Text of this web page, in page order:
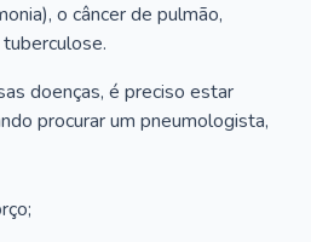
o câncer de pulmão,
doenças, é preciso estar
procurar um pneumologista,